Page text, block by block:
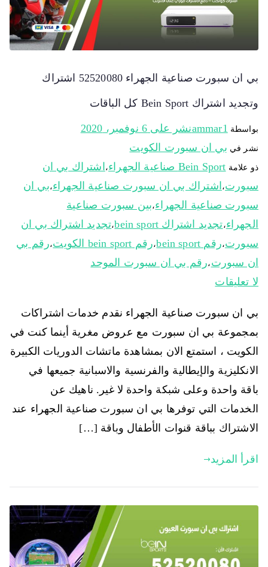
بي ان سبورت صناعية الجهراء 52520080 اشتراك
وتجديد اشتراك Bein Sport كل الباقات
بواسطة ammar1نشر على 6 نوفمبر، 2020
نشر في بي ان سبورت الكويت
ذو علامة Bein Sport صناعية الجهراء ، اشتراك بي ان
سبورت، اشتراك بي ان سبورت صناعية الجهراء،بي ان
سبورت صناعية الجهراء،بين سبورت صناعية
الجهراء،تجديد اشتراك bein sport ،تجديد اشتراك بي ان
سبورت،رقم bein sport ،رقم bein sport الكويت ،رقم بي
ان سبورت ،رقم بي ان سبورت الموحد
لا تعليقات
بي ان سبورت صناعية الجهراء نقدم خدمات اشتراكات
بمجموعة بي ان سبورت مع عروض مغرية أينما كنت في
الكويت ، استمتع الان بمشاهدة ماتشات الدوريات الكبيرة
الانكليزية والإيطالية والفرنسية والاسبانية جميعها في
باقة واحدة وعلى شبكة واحدة لا غير. ناهيك عن
الخدمات التي توفرها بي ان سبورت صناعية الجهراء عند
الاشتراك بباقة قنوات الأطفال وباقة […]
اقرأ المزيد